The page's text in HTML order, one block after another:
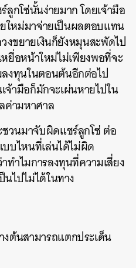
ลูกโซ่นั้นง่ายมาก โดยเจ้ามือ
ใหม่มาจ่ายเป็นผลตอบแทน
ขยายเงินก็ยังหมุนสะพัดไป
หยื่อหน้าใหม่ไม่เพียงพอที่จะ
งทุนในตอนต้นอีกต่อไป
จ้ามือก็มักจะเผ่นหายไปใน
ค่ามหาศาล
วนมาจับผิดแชร์ลูกโซ่ ต่อ
บไหนที่เล่นได้ไม่ผิด
ำไมการลงทุนที่ความเสี่ยง
ไปไม่ได้ในทาง
ต้นสามารถแตกประเด็น